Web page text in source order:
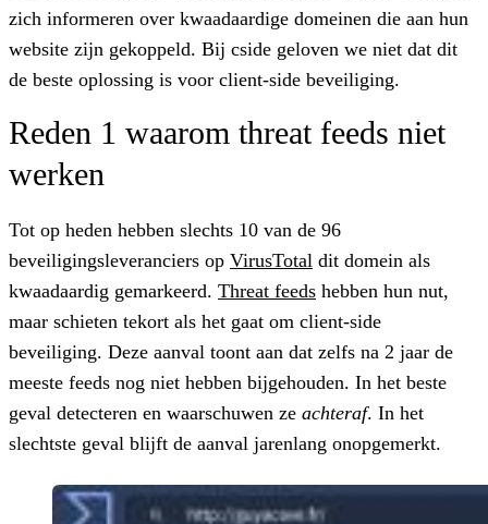
zich informeren over kwaadaardige domeinen die aan hun
website zijn gekoppeld. Bij cside geloven we niet dat dit
de beste oplossing is voor client-side beveiliging.
Reden 1 waarom threat feeds niet
werken
Tot op heden hebben slechts 10 van de 96
beveiligingsleveranciers op VirusTotal dit domein als
kwaadaardig gemarkeerd. Threat feeds hebben hun nut,
maar schieten tekort als het gaat om client-side
beveiliging. Deze aanval toont aan dat zelfs na 2 jaar de
meeste feeds nog niet hebben bijgehouden. In het beste
geval detecteren en waarschuwen ze achteraf. In het
slechtste geval blijft de aanval jarenlang onopgemerkt.